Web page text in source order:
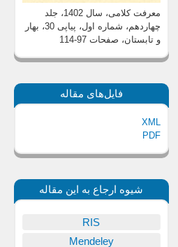
معرفت کلامی، سال 1402، جلد
چهاردهم، شماره اول، پیاپی 30، بهار
و تابستان، صفحات 97-114
فایل‌های مقاله
XML
PDF
شیوه ارجاع به این مقاله
RIS
Mendeley